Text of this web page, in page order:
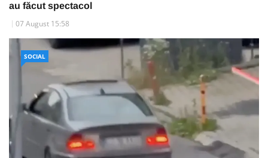
au făcut spectacol
07 August 15:58
SOCIAL